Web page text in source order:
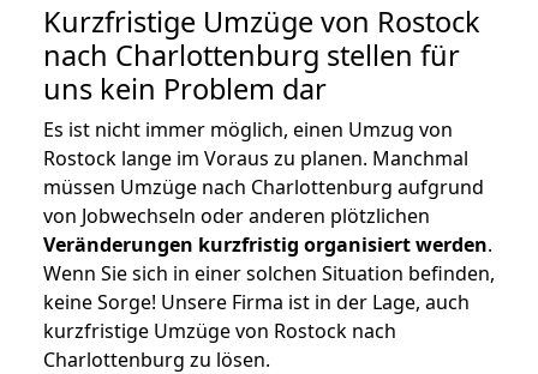
Kurzfristige Umzüge von Rostock
nach Charlottenburg stellen für
uns kein Problem dar
Es ist nicht immer möglich, einen Umzug von
Rostock lange im Voraus zu planen. Manchmal
müssen Umzüge nach Charlottenburg aufgrund
von Jobwechseln oder anderen plötzlichen
Veränderungen kurzfristig organisiert werden.
Wenn Sie sich in einer solchen Situation befinden,
keine Sorge! Unsere Firma ist in der Lage, auch
kurzfristige Umzüge von Rostock nach
Charlottenburg zu lösen.